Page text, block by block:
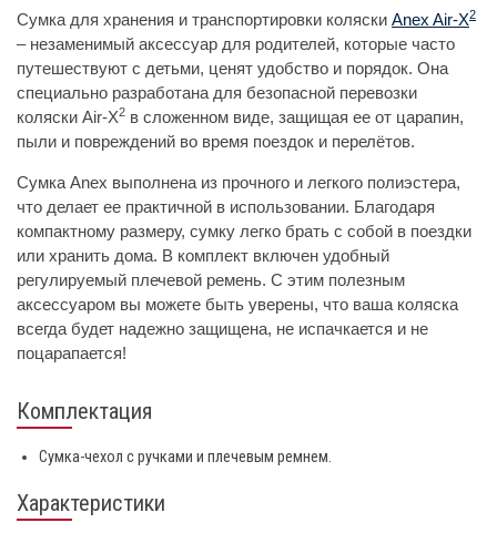
Сумка для хранения и транспортировки коляски Anex Air-X2
– незаменимый аксессуар для родителей, которые часто
путешествуют с детьми, ценят удобство и порядок. Она
специально разработана для безопасной перевозки
коляски Air-X2 в сложенном виде, защищая ее от царапин,
пыли и повреждений во время поездок и перелётов.
Сумка Anex выполнена из прочного и легкого полиэстера,
что делает ее практичной в использовании. Благодаря
компактному размеру, сумку легко брать с собой в поездки
или хранить дома. В комплект включен удобный
регулируемый плечевой ремень. С этим полезным
аксессуаром вы можете быть уверены, что ваша коляска
всегда будет надежно защищена, не испачкается и не
поцарапается!
Комплектация
Сумка-чехол с ручками и плечевым ремнем.
Характеристики